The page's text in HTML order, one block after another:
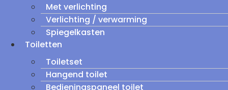
Met verlichting
Verlichting / verwarming
Spiegelkasten
Toiletten
Toiletset
Hangend toilet
Bedieningspaneel toilet